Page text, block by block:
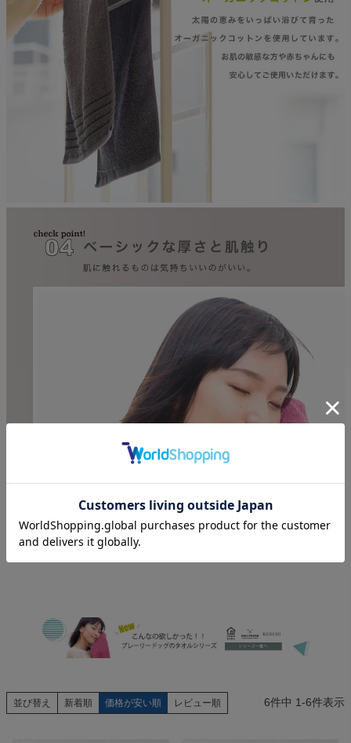
並び替え 新着順 価格が安い順 レビュー順 6件中 1-6件表示